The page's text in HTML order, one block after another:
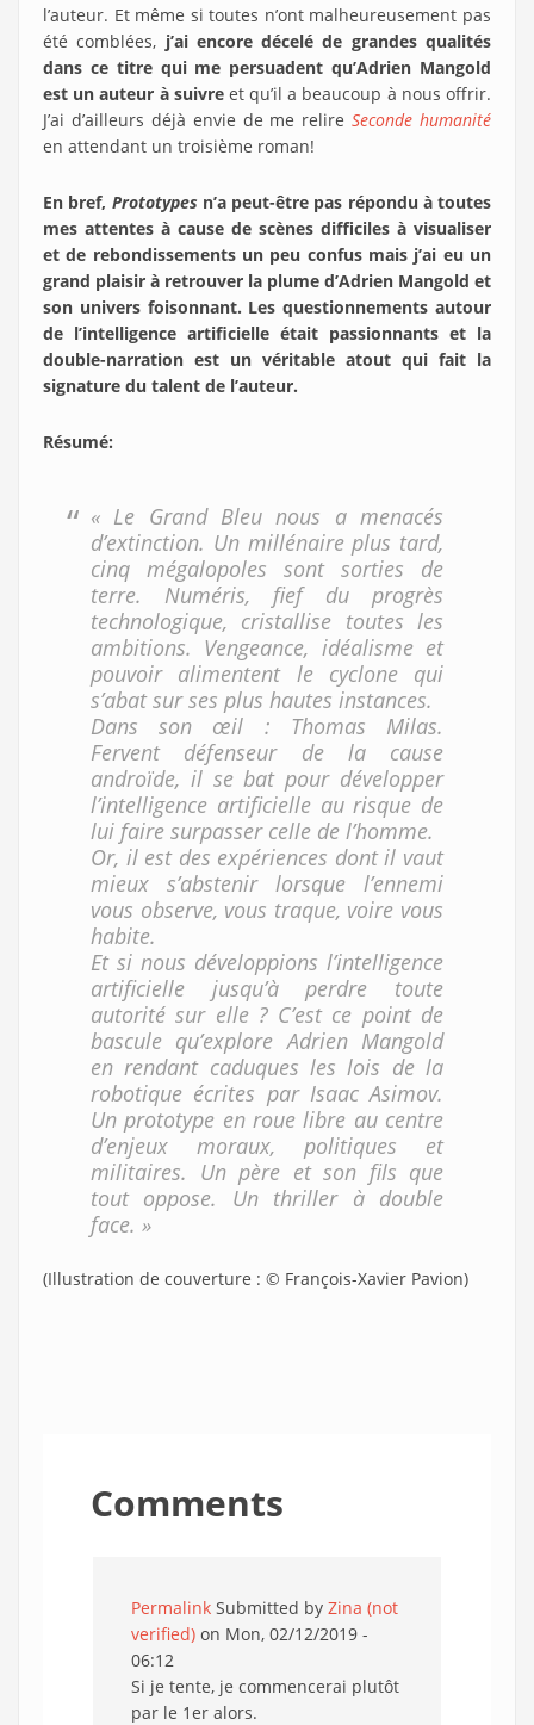
l’auteur. Et même si toutes n’ont malheureusement pas
été comblées, j’ai encore décelé de grandes qualités
dans ce titre qui me persuadent qu’Adrien Mangold
est un auteur à suivreet qu’il a beaucoup à nous offrir.
J’ai d’ailleurs déjà envie de me relireSeconde humanité
en attendant un troisième roman!
En bref, Prototypes n’a peut-être pas répondu à toutes
mes attentes à cause de scènes difficiles à visualiser
et de rebondissements un peu confus mais j’ai eu un
grand plaisir à retrouver la plume d’Adrien Mangold et
son univers foisonnant. Les questionnements autour
de l’intelligence artificielle était passionnants et la
double-narration est un véritable atout qui fait la
signature du talent de l’auteur.
Résumé:
« Le Grand Bleu nous a menacés
d’extinction. Un millénaire plus tard,
cinq mégalopoles sont sorties de
terre. Numéris, fief du progrès
technologique, cristallise toutes les
ambitions. Vengeance, idéalisme et
pouvoir alimentent le cyclone qui
s’abat sur ses plus hautes instances.
Dans son œil : Thomas Milas.
Fervent défenseur de la cause
androïde, il se bat pour développer
l’intelligence artificielle au risque de
lui faire surpasser celle de l’homme.
Or, il est des expériences dont il vaut
mieux s’abstenir lorsque l’ennemi
vous observe, vous traque, voire vous
habite.
Et si nous développions l’intelligence
artificielle jusqu’à perdre toute
autorité sur elle ? C’est ce point de
bascule qu’explore Adrien Mangold
en rendant caduques les lois de la
robotique écrites par Isaac Asimov.
Un prototype en roue libre au centre
d’enjeux moraux, politiques et
militaires. Un père et son fils que
tout oppose. Un thriller à double
face. »
(Illustration de couverture : © François-Xavier Pavion)
Comments
Permalink Submitted by Zina (not
verified) on Mon, 02/12/2019 -
06:12
Si je tente, je commencerai plutôt
par le 1er alors.